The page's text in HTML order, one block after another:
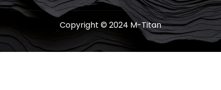
Copyright © 2024 M-Titan